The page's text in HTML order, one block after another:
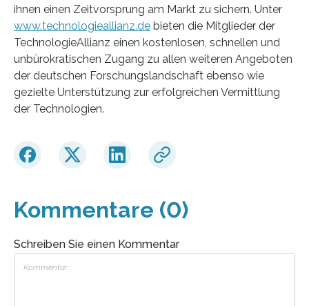
ihnen einen Zeitvorsprung am Markt zu sichern. Unter
www.technologieallianz.de bieten die Mitglieder der
TechnologieAllianz einen kostenlosen, schnellen und
unbürokratischen Zugang zu allen weiteren Angeboten
der deutschen Forschungslandschaft ebenso wie
gezielte Unterstützung zur erfolgreichen Vermittlung
der Technologien.
Kommentare (0)
Schreiben Sie einen Kommentar